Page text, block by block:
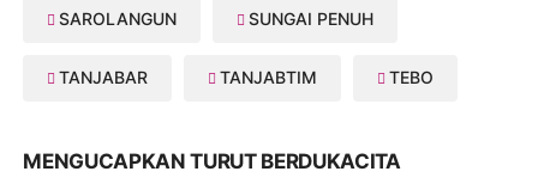
SAROLANGUN SUNGAI PENUH
TANJABAR TANJABTIM TEBO
MENGUCAPKAN TURUT BERDUKACITA